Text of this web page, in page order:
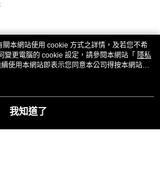
本網站使用 cookie 方式之詳情，及若您不希
變更電腦的 cookie 設定，請參閱本網站「 隱私
使用本網站即表示您同意本公司得按本網站使
。
我知道了